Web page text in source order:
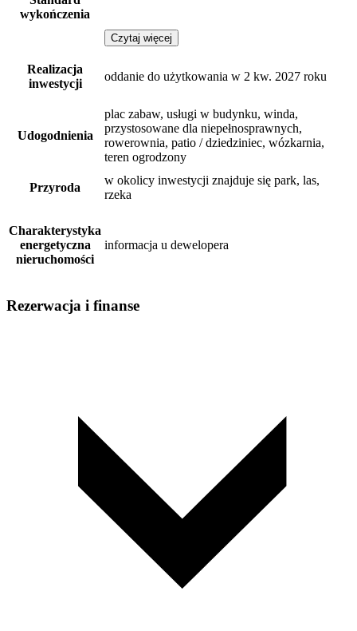
wykończenia
Czytaj więcej
Realizacja
inwestycji
oddanie do użytkowania w 2 kw. 2027 roku
Udogodnienia
plac zabaw, usługi w budynku, winda,
przystosowane dla niepełnosprawnych,
rowerownia, patio / dziedziniec, wózkarnia,
teren ogrodzony
Przyroda
w okolicy inwestycji znajduje się park, las,
rzeka
Charakterystyka
energetyczna
nieruchomości
informacja u dewelopera
Rezerwacja i finanse